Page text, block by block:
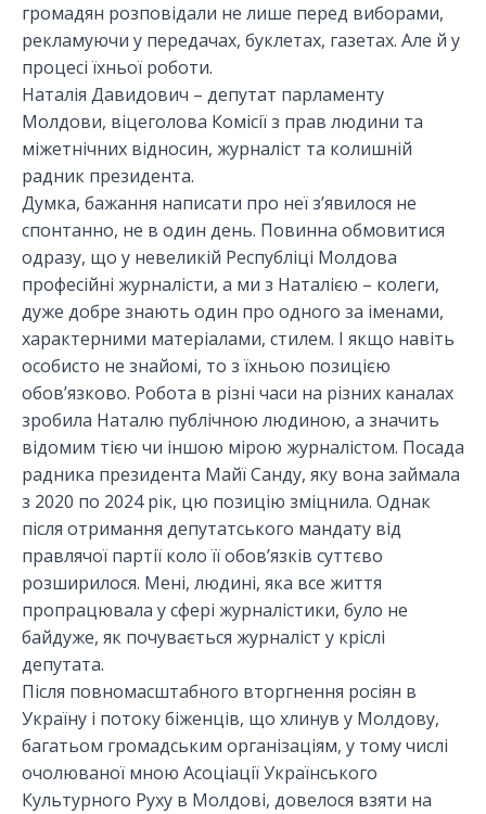
громадян розповідали не лише перед виборами,
рекламуючи у передачах, буклетах, газетах. Але й у
процесі їхньої роботи.
Наталія Давидович – депутат парламенту
Молдови, віцеголова Комісії з прав людини та
міжетнічних відносин, журналіст та колишній
радник президента.
Думка, бажання написати про неї з’явилося не
спонтанно, не в один день. Повинна обмовитися
одразу, що у невеликій Республіці Молдова
професійні журналісти, а ми з Наталією – колеги,
дуже добре знають один про одного за іменами,
характерними матеріалами, стилем. І якщо навіть
особисто не знайомі, то з їхньою позицією
обов’язково. Робота в різні часи на різних каналах
зробила Наталю публічною людиною, а значить
відомим тією чи іншою мірою журналістом. Посада
радника президента Майї Санду, яку вона займала
з 2020 по 2024 рік, цю позицію зміцнила. Однак
після отримання депутатського мандату від
правлячої партії коло її обов’язків суттєво
розширилося. Мені, людині, яка все життя
пропрацювала у сфері журналістики, було не
байдуже, як почувається журналіст у кріслі
депутата.
Після повномасштабного вторгнення росіян в
Україну і потоку біженців, що хлинув у Молдову,
багатьом громадським організаціям, у тому числі
очолюваної мною Асоціації Українського
Культурного Руху в Молдові, довелося взяти на